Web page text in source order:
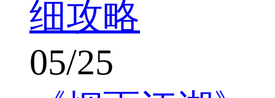
细攻略
05/25